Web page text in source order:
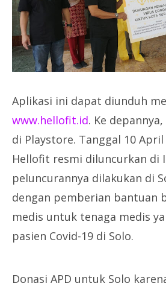
Aplikasi ini dapat diunduh
www.hellofit.id. Ke
di Playstore. Tanggal 10
Hellofit resmi diluncurkan di
peluncurannya dilakukan di
dengan pemberian bantuan
medis untuk tenaga medis
pasien Covid-19 di Solo.
Donasi APD untuk Solo